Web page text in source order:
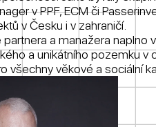
v PPF, ECM či
v Česku i v zahraničí.
a manažera naplno
a unikátního pozemku v
všechny věkové a sociální